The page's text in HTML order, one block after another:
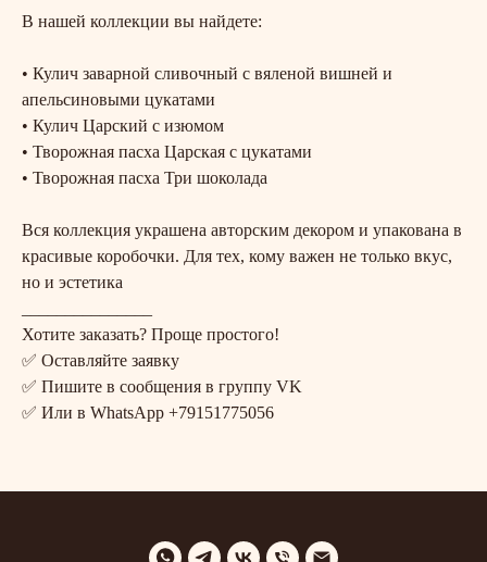
В нашей коллекции вы найдете:
• Кулич заварной сливочный с вяленой вишней и
апельсиновыми цукатами
• Кулич Царский с изюмом
• Творожная пасха Царская с цукатами
• Творожная пасха Три шоколада
Вся коллекция украшена авторским декором и упакована в
красивые коробочки. Для тех, кому важен не только вкус,
но и эстетика
Хотите заказать? Проще простого!
✅ Оставляйте заявку
✅ Пишите в сообщения в группу VK
✅ Или в WhatsApp +79151775056